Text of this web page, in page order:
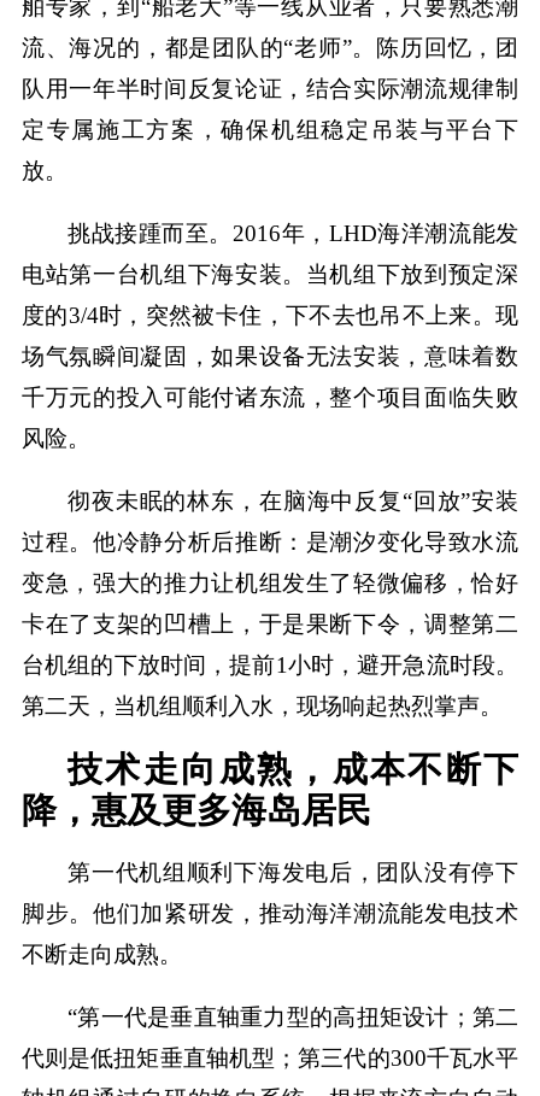
舶专家，到“船老大”等一线从业者，只要熟悉潮
流、海况的，都是团队的“老师”。陈历回忆，团
队用一年半时间反复论证，结合实际潮流规律制
定专属施工方案，确保机组稳定吊装与平台下
放。
挑战接踵而至。2016年，LHD海洋潮流能发
电站第一台机组下海安装。当机组下放到预定深
度的3/4时，突然被卡住，下不去也吊不上来。现
场气氛瞬间凝固，如果设备无法安装，意味着数
千万元的投入可能付诸东流，整个项目面临失败
风险。
彻夜未眠的林东，在脑海中反复“回放”安装
过程。他冷静分析后推断：是潮汐变化导致水流
变急，强大的推力让机组发生了轻微偏移，恰好
卡在了支架的凹槽上，于是果断下令，调整第二
台机组的下放时间，提前1小时，避开急流时段。
第二天，当机组顺利入水，现场响起热烈掌声。
技术走向成熟，成本不断下
降，惠及更多海岛居民
第一代机组顺利下海发电后，团队没有停下
脚步。他们加紧研发，推动海洋潮流能发电技术
不断走向成熟。
“第一代是垂直轴重力型的高扭矩设计；第二
代则是低扭矩垂直轴机型；第三代的300千瓦水平